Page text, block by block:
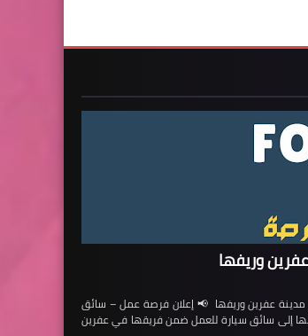
وريفها
عفرين وريفها 📢 إعلان فرصة عمل – سائق
إلى سائق سيارة للعمل ضمن فريقها في عفرين